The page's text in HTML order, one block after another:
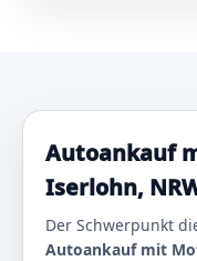
Autoankauf
Iserlohn,
Der Schwerpunkt
Autoankauf mit